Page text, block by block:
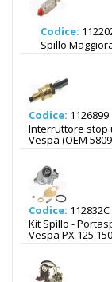
Codice:
Spillo
Codice: 1126899
Interruttore stop
Vespa (OEM
Codice: 112832C
Kit Spillo -
Vespa PX 125